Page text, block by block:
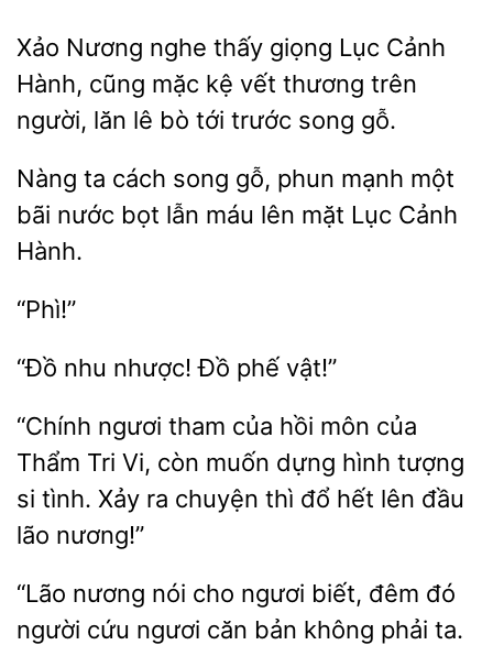
Xảo Nương thấy
Lục Cảnh
Hành, cũng mặc kệ vết thương trên
người, lăn lê bò
trước song gỗ.
ta cách song gỗ, phun mạnh một
bãi nước bọt
máu lên mặt
Cảnh
Hành.
“Phì!”
nhu nhược! vật!”
“Chính ngươi tham của
môn
Thẩm Tri
còn muốn dựng hình tượng
si tình. Xảy ra chuyện thì đổ hết lên đầu
lão nương!”
“Lão nương
cho ngươi biết, đêm
người cứu ngươi căn bản không phải ta.